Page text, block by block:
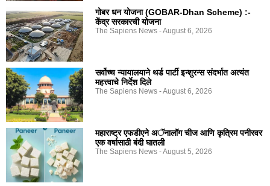
गोबर धन योजना (GOBAR-Dhan Scheme) :-
केंद्र सरकारची योजना
The Sapiens News August 6, 2026
सर्वोच्च न्यायालयाने थर्ड पार्टी इन्शुरन्स संदर्भात अत्यंत
महत्त्वाचे निर्देश दिले
The Sapiens News August 6, 2026
महाराष्ट्र एफडीएने अॅनालॉग चीज आणि कृत्रिम पनीरवर
एक वर्षासाठी बंदी घातली
The Sapiens News August 5, 2026